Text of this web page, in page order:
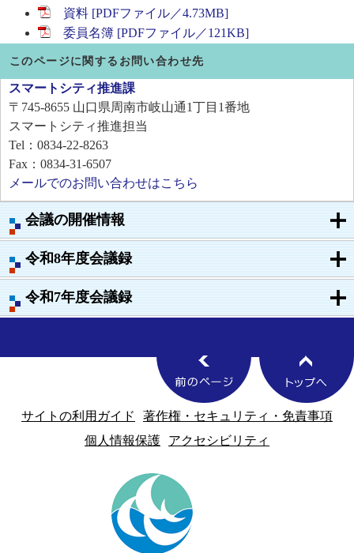
会議の開催情報
令和8年度会議録
令和7年度会議録
資料 [PDFファイル／4.73MB]
委員名簿 [PDFファイル／121KB]
このページに関するお問い合わせ先
スマートシティ推進課
〒745-8655 山口県周南市岐山通1丁目1番地
スマートシティ推進担当
Tel：0834-22-8263
Fax：0834-31-6507
メールでのお問い合わせはこちら
サイトの利用ガイド
著作権・セキュリティ・免責事項
個人情報保護
アクセシビリティ